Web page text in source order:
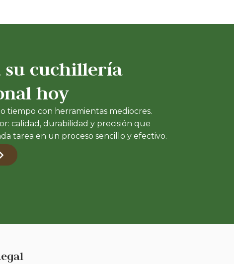
su cuchillería
hoy
tiempo con herramientas mediocres.
calidad, durabilidad y precisión que
tarea en un proceso sencillo y efectivo.